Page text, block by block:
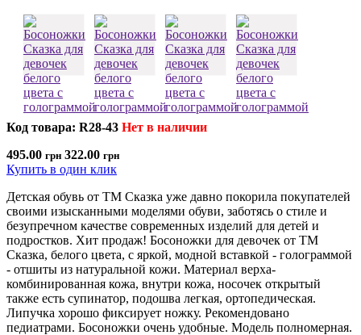
Код товара: R28-43 Нет в наличии
495.00 грн 322.00 грн
Купить в один клик
Детская обувь от ТМ Сказка уже давно покорила покупателей
своими изысканными моделями обуви, заботясь о стиле и
безупречном качестве современных изделий для детей и
подростков. Хит продаж! Босоножки для девочек от ТМ
Сказка, белого цвета, с яркой, модной вставкой - голограммой
- отшиты из натуральной кожи. Материал верха-
комбинированная кожа, внутри кожа, носочек открытый
также есть супинатор, подошва легкая, ортопедическая.
Липучка хорошо фиксирует ножку. Рекомендовано
педиатрами. Босоножки очень удобные. Модель полномерная.